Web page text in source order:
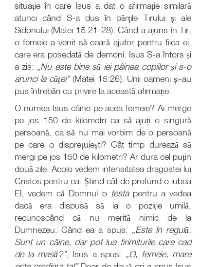
situație în care Isus a dat o afirmație similară
atunci când S-a dus în părţile Tirului şi ale
Sidonului (Matei 15:21-28). Când a ajuns în Tir,
o femeie a venit să ceară ajutor pentru fiica ei,
care era posedată de demoni. Isus S-a întors și
a zis: „Nu este bine să iei pâinea copiilor și s-o
arunci la căței”(Matei 15:26). Unii oameni și-au
pus întrebări cu privire la această afirmație.
O numea Isus câine pe acea femeie? Ai merge
pe jos 150 de kilometri ca să ajuți o singură
persoană, ca să nu mai vorbim de o persoană
pe care o disprețuiești? Cât timp durează să
mergi pe jos 150 de kilometri? Ar dura cel puțin
două zile. Acolo vedem intensitatea dragostei lui
Cristos pentru ea. Știind cât de profund o iubea
El, vedem că Domnul o testapentru a vedea
dacă era dispusă să ia o poziție umilă,
recunoscând că nu merită nimic de la
Dumnezeu. Când ea a spus: „Este în regulă.
Sunt un câine, dar pot lua firimiturile care cad
de la masă?”, Isus a spus: „O, femeie, mare